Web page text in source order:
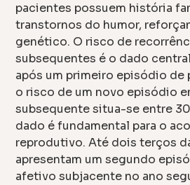
pacientes possuem história
transtornos do humor,
genético. O risco de
subsequentes é o dado
após um primeiro episódio de
o risco de um novo episódio
subsequente situa-se entre
dado é fundamental para o
reprodutivo. Até dois terços
apresentam um segundo
afetivo subjacente no ano